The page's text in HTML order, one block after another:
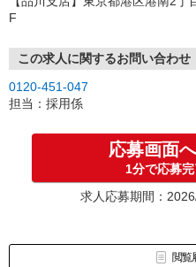
F
この求人に関するお問い合わせ
0120-451-047
担当：採用係
応募画面
1分で応募
求人応募期間：
閲覧